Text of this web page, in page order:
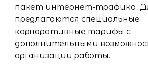
пакет интернет-трафика.
предлагаются специальные
корпоративные тарифы с
дополнительными
организации работы.